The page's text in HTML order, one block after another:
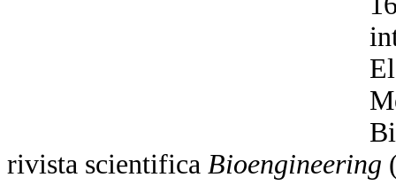
rivista scientifica Bioengineering